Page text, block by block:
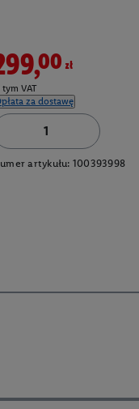
tym VAT
za dostawę
artykułu: 100393998